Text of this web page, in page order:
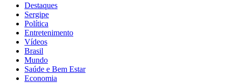
Destaques
Sergipe
Política
Entretenimento
Vídeos
Brasil
Mundo
Saúde e Bem Estar
Economia